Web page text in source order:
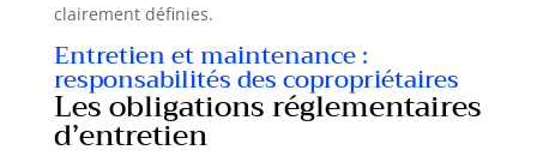
clairement définies.
Entretien et maintenance :
responsabilités des copropriétaires
Les obligations réglementaires
d’entretien